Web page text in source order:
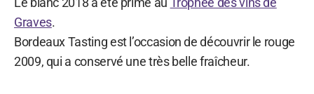
Graves.
Bordeaux Tasting est l’occasion de découvrir le rouge
2009, qui a conservé une très belle fraîcheur.